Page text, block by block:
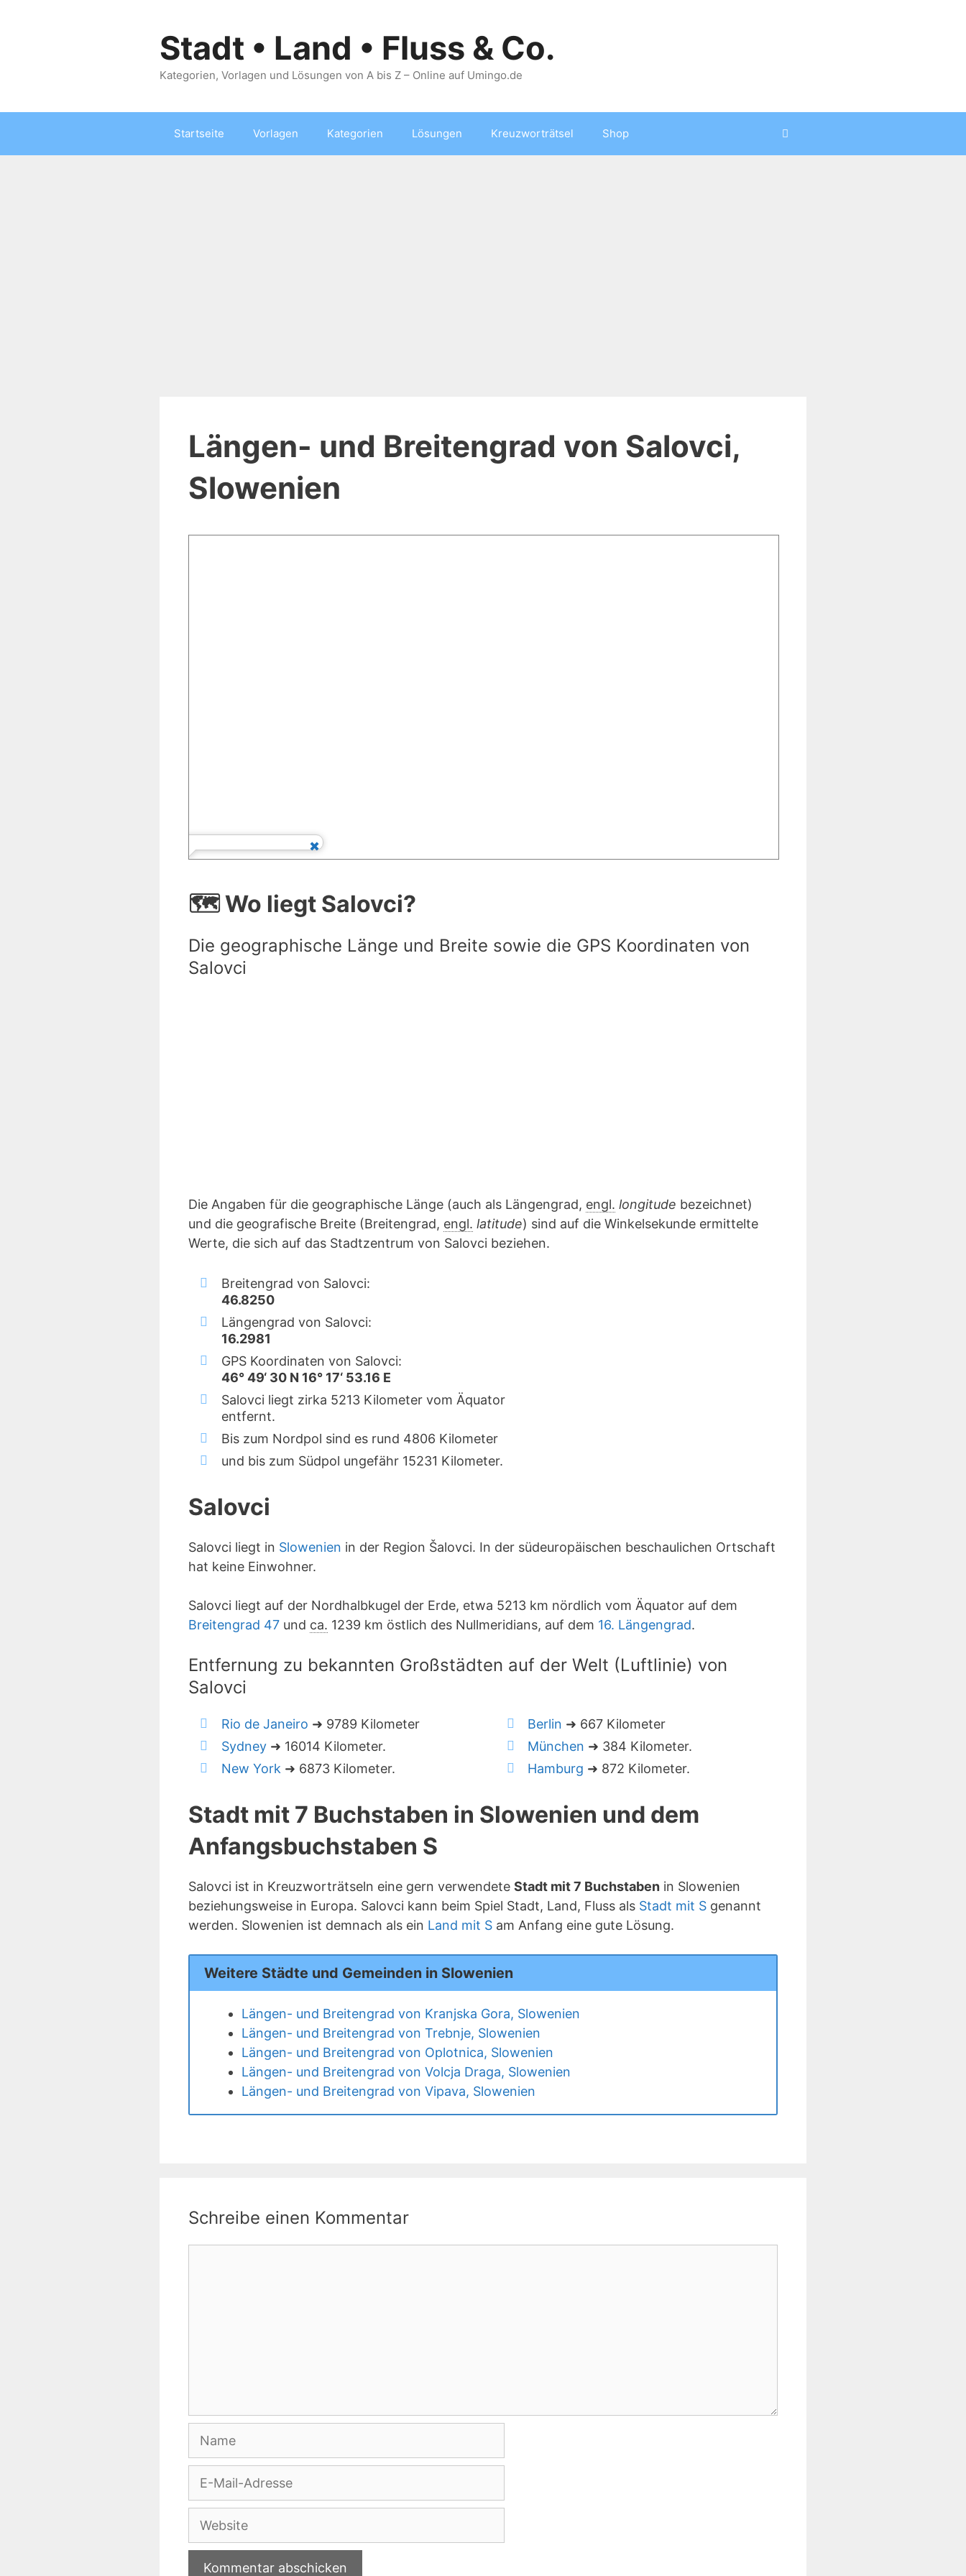
Stadt • Land • Fluss & Co.
Kategorien, Vorlagen und Lösungen von A bis Z – Online auf Umingo.de
Startseite Vorlagen Kategorien Lösungen Kreuzworträtsel Shop
Längen- und Breitengrad von Salovci,
Slowenien
🗺️ Wo liegt Salovci?
Die geographische Länge und Breite sowie die GPS Koordinaten von
Salovci
Die Angaben für die geographische Länge (auch als Längengrad, engl. longitude bezeichnet)
und die geografische Breite (Breitengrad, engl. latitude) sind auf die Winkelsekunde ermittelte
Werte, die sich auf das Stadtzentrum von Salovci beziehen.
Breitengrad von Salovci:
46.8250
Längengrad von Salovci:
16.2981
GPS Koordinaten von Salovci:
46° 49‘ 30 N 16° 17‘ 53.16 E
Salovci liegt zirka 5213 Kilometer vom Äquator
entfernt.
Bis zum Nordpol sind es rund 4806 Kilometer
und bis zum Südpol ungefähr 15231 Kilometer.
Salovci
Salovci liegt in Slowenien in der Region Šalovci. In der südeuropäischen beschaulichen Ortschaft
hat keine Einwohner.
Salovci liegt auf der Nordhalbkugel der Erde, etwa 5213 km nördlich vom Äquator auf dem
Breitengrad 47 und ca. 1239 km östlich des Nullmeridians, auf dem 16. Längengrad.
Entfernung zu bekannten Großstädten auf der Welt (Luftlinie) von
Salovci
Rio de Janeiro ➜ 9789 Kilometer
Sydney ➜ 16014 Kilometer.
New York ➜ 6873 Kilometer.
Berlin ➜ 667 Kilometer
München ➜ 384 Kilometer.
Hamburg ➜ 872 Kilometer.
Stadt mit 7 Buchstaben in Slowenien und dem
Anfangsbuchstaben S
Salovci ist in Kreuzworträtseln eine gern verwendete Stadt mit 7 Buchstaben in Slowenien
beziehungsweise in Europa. Salovci kann beim Spiel Stadt, Land, Fluss als Stadt mit S genannt
werden. Slowenien ist demnach als ein Land mit S am Anfang eine gute Lösung.
Weitere Städte und Gemeinden in Slowenien
Längen- und Breitengrad von Kranjska Gora, Slowenien
Längen- und Breitengrad von Trebnje, Slowenien
Längen- und Breitengrad von Oplotnica, Slowenien
Längen- und Breitengrad von Volcja Draga, Slowenien
Längen- und Breitengrad von Vipava, Slowenien
Schreibe einen Kommentar
Adresse
Website